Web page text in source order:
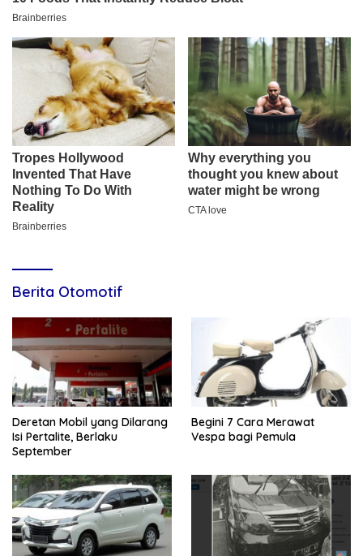
Berita Otomotif
Deretan Mobil yang Dilarang
Isi Pertalite, Berlaku
September
Begini 7 Cara Merawat
Vespa bagi Pemula